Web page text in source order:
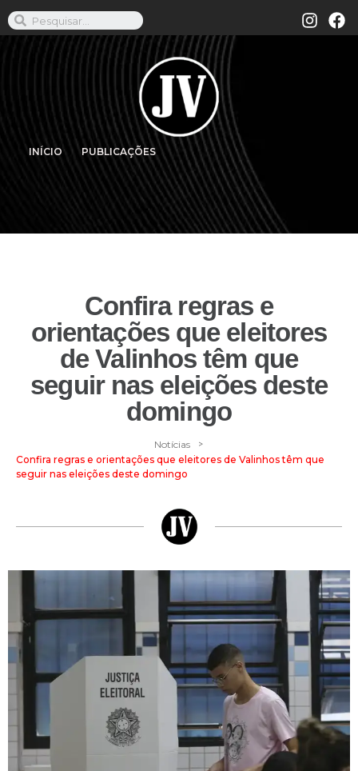
INÍCIO PUBLICAÇÕES
Confira regras e
orientações que eleitores
de Valinhos têm que
seguir nas eleições deste
domingo
Notícias >
Confira regras e orientações que eleitores de Valinhos têm que
seguir nas eleições deste domingo